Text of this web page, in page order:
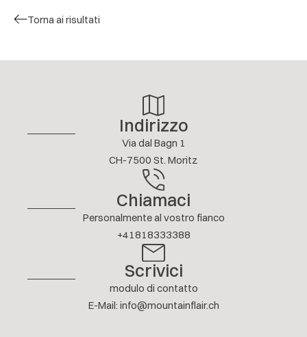
4.5 / 5 I. ENGLER
Torna ai risultati
Indirizzo
Via dal Bagn 1
CH-7500 St. Moritz
Chiamaci
Personalmente al vostro fianco
+41818333388
Scrivici
modulo di contatto
E-Mail: info@mountainflair.ch